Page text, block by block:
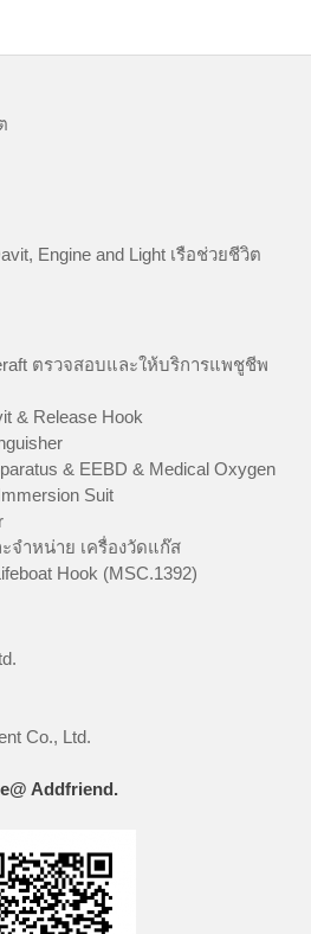
Engine and Light เรือช่วยชีวิต
ตรวจสอบและให้บริการแพชูชีพ
& Release Hook
& EEBD & Medical Oxygen
Suit
จำหน่าย เครื่องวัดแก๊ส
Hook (MSC.1392)
Co., Ltd.
Addfriend.